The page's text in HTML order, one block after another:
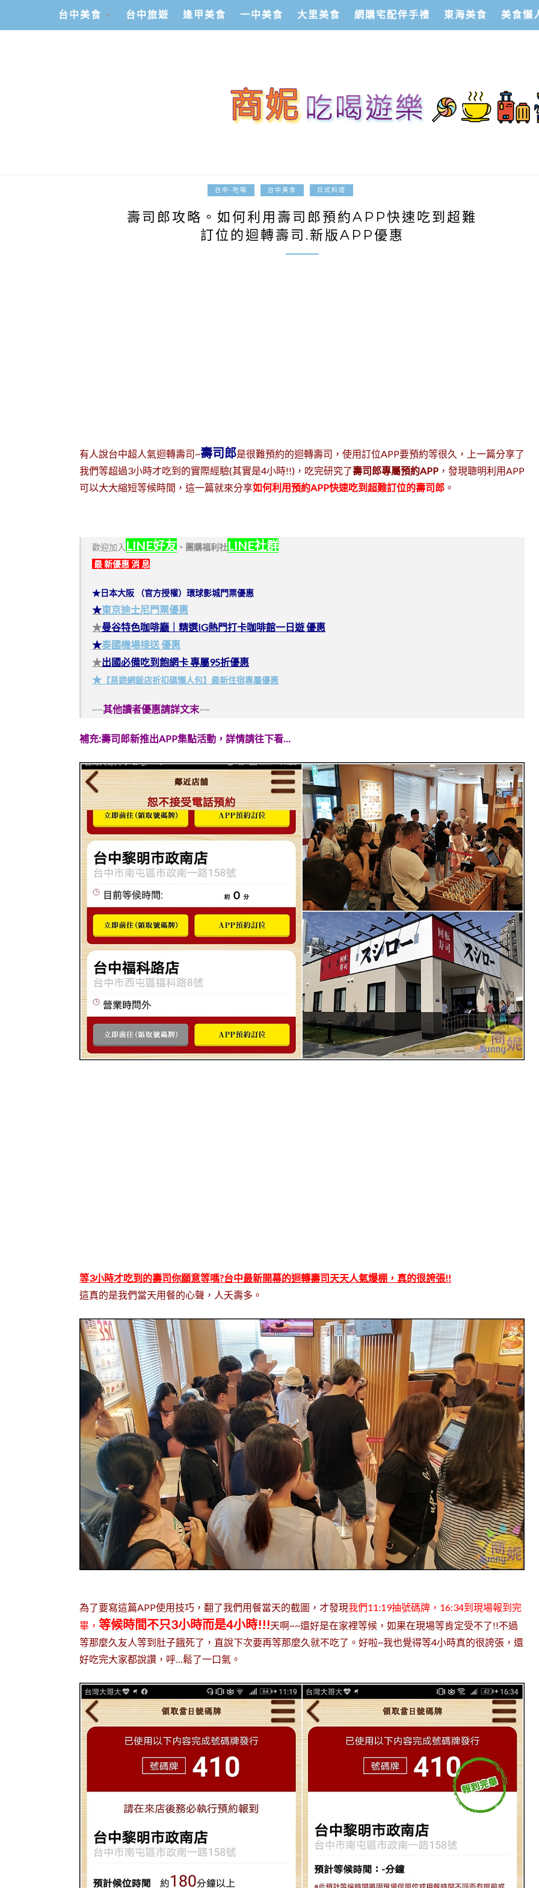
台中美食 台中旅遊 逢甲美食 一中美食 大里美食 網購宅配伴手禮 東海美食 美食懶
台中-吃喝 台中美食 日式料理
壽司郎攻略。如何利用壽司郎預約APP快速吃到超難
訂位的迴轉壽司.新版APP優惠
有人說台中超人氣迴轉壽司~壽司郎是很難預約的迴轉壽司，使用訂位APP要預約等很久，上一篇分享了
我們等超過3小時才吃到的實際經驗(其實是4小時!!)，吃完研究了壽司郎專屬預約APP ，發現聰明利用APP
可以大大縮短等候時間，這一篇就來分享如何利用預約APP快速吃到超難訂位的壽司郎 。
歡迎加入 LINE好友 、 團購福利社LINE社群
最 新優惠 消 息
★日本大阪 （官方授權）環球影城門票優惠
★東京迪士尼門票優惠
★曼谷特色咖啡廳｜精選IG熱門打卡咖啡館一日遊 優惠
★泰國機場接送 優惠
★出國必備吃到飽網卡 專屬95折優惠
★ 【易遊網飯店折扣碼懶人包】最新住宿專屬優惠
~~其他讀者優惠請詳文末~~
補充:壽司郎新推出APP集點活動，詳情請往下看…
等3小時才吃到的壽司你願意等嗎?台中最新開幕的迴轉壽司天天人氣爆棚，真的很誇張!!
這真的是我們當天用餐的心聲，人夭壽多。
為了要寫這篇APP使用技巧，翻了我們用餐當天的截圖，才發現我們11:19抽號碼牌，16:34到現場報到完
畢， 等候時間不只3小時而是4小時!!!天啊~~還好是在家裡等候，如果在現場等肯定受不了!!不過
等那麼久友人等到肚子餓死了，直說下次要再等那麼久就不吃了。好啦~我也覺得等4小時真的很誇張，還
好吃完大家都說讚，呼…鬆了一口氣。